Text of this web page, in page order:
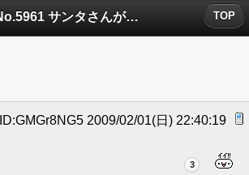
No.5961 サンタさんが来ないについたコメント TOP
2009/02/01(日) 22:40:19
3